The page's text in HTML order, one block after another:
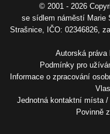
© 2001 - 2026
se sídlem náměstí Marie
Strašnice, IČO: 02346826,
Autorská práva
Podmínky pro
Informace o zpracování
Jednotná kontaktní místa
Povinně